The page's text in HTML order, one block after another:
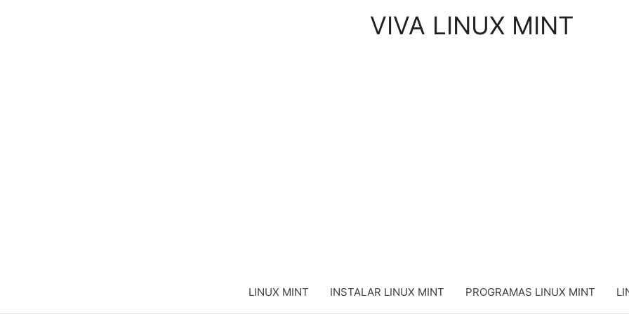
VIVA LINUX MINT
LINUX MINT INSTALAR LINUX MINT PROGRAMAS LINUX MINT